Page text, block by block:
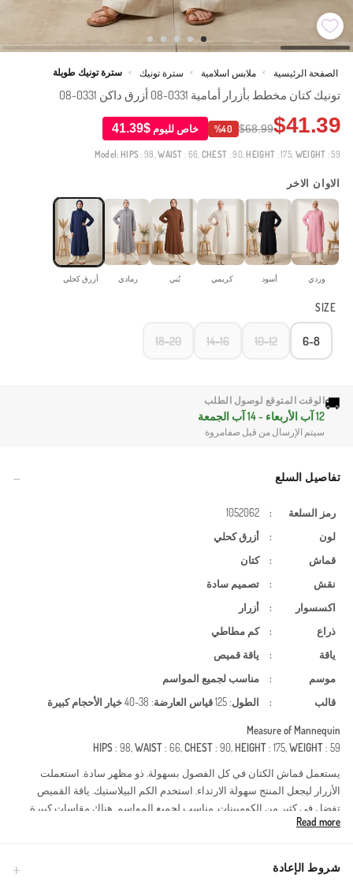
الصفحة الرئيسية > ملابس اسلامية > سترة تونيك > سترة تونيك طويلة
تونيك كتان مخطط بأزرار أمامية 0331-08 أزرق داكن 0331-08
$41.39
$68.99
%40 خاص لليوم $41.39
Model: HIPS: 98,WAIST : 66, CHEST : 90, HEIGHT : 175, WEIGHT : 59
الاوان الاخر
وردي أسود كريمي بُني رمادي أزرق كحلي
SIZE
6-8
10-12
14-16
18-20
🚚الوقت المتوقع لوصول الطلب
12 آب الأربعاء - 14 آب الجمعة
سيتم الإرسال من قبل صفامروة
تفاصيل السلع
رمز السلعة :
1052062
لون
:
أزرق كحلي
قماش
:
كتان
نقش
:
تصميم سادة
اكسسوار
:
أزرار
ذراع
:
كم مطاطي
ياقة
:
ياقة قميص
موسم
:
مناسب لجميع المواسم
قالب
: الطول: 125 قياس العارضة: 38-40 خيار الأحجام كبيرة
Measure of Mannequin
HIPS: 98,WAIST: 66,CHEST: 90, HEIGHT: 175,WEIGHT: 59
يستعمل قماش الكتان في كل الفصول بسهولة. ذو مظهر سادة. استعملت
الأزرار ليجعل المنتج سهولة الارتداء. استخدم الكم البيلاستيك. ياقة القميص
تفضل في كثير من الكومبينات. مناسب لجميع المواسم. هناك مقاسات كبيرة.
يعد هذا التونيك المخطط المصنوع من الكتان قطعة أساسية في خزانة ملابس
يمنحكِ مظهرًا أكثر طولاً ورشاقة، بينما توفر الأزرار الأمامية الكاملة مرونة في
الارتداء سواء كقطعة علوية مستقلة أو كمعطف خفيف. يضمن قماش الكتان
Read more
شروط الإعادة